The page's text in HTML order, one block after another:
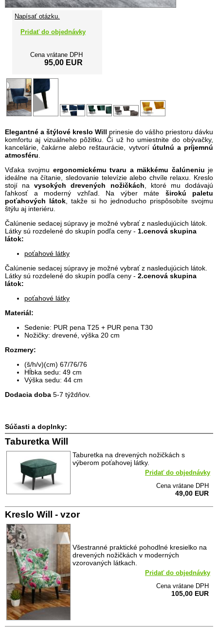
Napísať otázku.
Pridať do objednávky
Cena vrátane DPH
95,00 EUR
Elegantné a štýlové kreslo Will prinesie do vášho priestoru dávku
komfortu aj vizuálneho pôžitku. Či už ho umiestnite do obývačky,
kancelárie, čakárne alebo reštaurácie, vytvorí útulnú a príjemnú
atmosféru.
Vďaka svojmu ergonomickému tvaru a mäkkému čalúneniu je
ideálne na čítanie, sledovanie televízie alebo chvíle relaxu. Kreslo
stojí navysokých drevených nožičkách, ktoré mu dodávajú
ľahkosť a moderný vzhľad. Na výber máte širokú paletu
poťahových látok, takže si ho jednoducho prispôsobíte svojmu
štýlu aj interiéru.
Čalúnenie sedacej súpravy je možné vybrať z nasledujúcich látok.
Látky sú rozdelené do skupín podľa ceny - 1.cenová skupina
látok:
poťahové látky
Čalúnenie sedacej súpravy je možné vybrať z nasledujúcich látok.
Látky sú rozdelené do skupín podľa ceny - 2.cenová skupina
látok:
poťahové látky
Materiál:
Sedenie: PUR pena T25 + PUR pena T30
Nožičky: drevené, výška 20 cm
Rozmery:
(š/h/v)(cm) 67/76/76
Hĺbka sedu: 49 cm
Výška sedu: 44 cm
Dodacia doba 5-7 týždňov.
Súčasti a doplnky:
Taburetka Will
Taburetka na drevených nožičkách s
výberom poťahovej látky.
Pridať do objednávky
Cena vrátane DPH
49,00 EUR
Kreslo Will - vzor
Všestranné praktické pohodlné kresielko na
drevených nožičkách v moderných
vzorovaných látkach.
Pridať do objednávky
Cena vrátane DPH
105,00 EUR